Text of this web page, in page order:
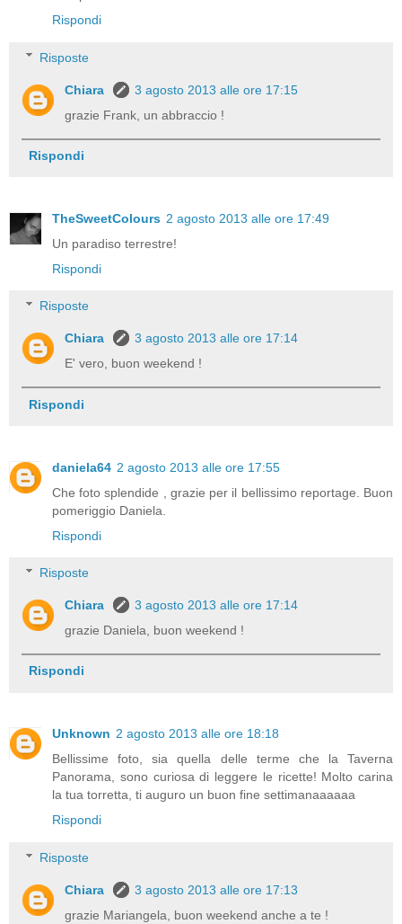
Rispondi
Risposte
Chiara
3 agosto 2013 alle ore 17:15
grazie Frank, un abbraccio !
Rispondi
TheSweetColours 2 agosto 2013 alle ore 17:49
Un paradiso terrestre!
Rispondi
Risposte
Chiara
3 agosto 2013 alle ore 17:14
E' vero, buon weekend !
Rispondi
daniela64 2 agosto 2013 alle ore 17:55
Che foto splendide , grazie per il bellissimo reportage. Buon
pomeriggio Daniela.
Rispondi
Risposte
Chiara
3 agosto 2013 alle ore 17:14
grazie Daniela, buon weekend !
Rispondi
Unknown 2 agosto 2013 alle ore 18:18
Bellissime foto, sia quella delle terme che la Taverna
Panorama, sono curiosa di leggere le ricette! Molto carina
la tua torretta, ti auguro un buon fine settimanaaaaaa
Rispondi
Risposte
Chiara
3 agosto 2013 alle ore 17:13
grazie Mariangela, buon weekend anche a te !